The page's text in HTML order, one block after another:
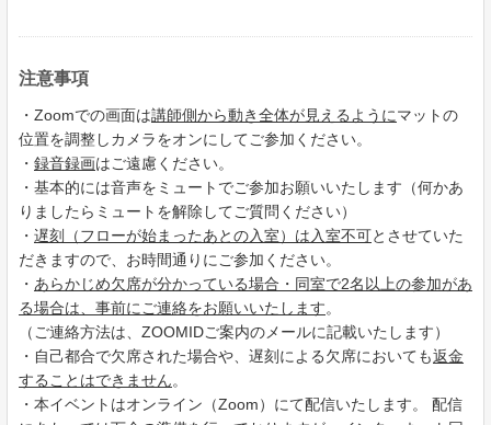
注意事項
・Zoomでの画面は講師側から動き全体が見えるようにマットの
位置を調整しカメラをオンにしてご参加ください。
・ 録音録画はご遠慮ください。
・基本的には音声をミュートでご参加お願いいたします（何かあ
りましたらミュートを解除してご質問ください）
・ 遅刻（フローが始まったあとの入室）は入室不可とさせていた
だきますので、お時間通りにご参加ください。
・ あらかじめ欠席が分かっている場合・同室で2名以上の参加があ
る場合は、事前にご連絡をお願いいたします。
（ご連絡方法は、ZOOMIDご案内のメールに記載いたします）
・自己都合で欠席された場合や、遅刻による欠席においても返金
することはできません。
・本イベントはオンライン（Zoom）にて配信いたします。 配信